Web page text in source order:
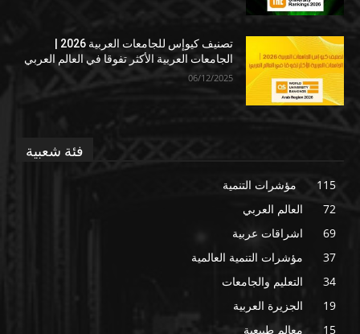
الجامعات العربية الأكثر تفوقا في العالم العربي
06/12/2025
فئة شعبية
مؤشرات التنمية
115
العالم العربي
72
اشراقات عربية
69
مؤشرات التنمية العالمية
37
التعليم والجامعات
34
الجزيرة العربية
19
معالم طبيعية
15